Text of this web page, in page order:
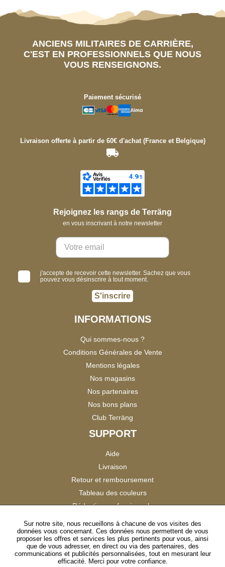
ANCIENS MILITAIRES DE CARRIÈRE,
C'EST EN PROFESSIONNELS QUE NOUS
VOUS RENSEIGNONS.
Paiement sécurisé
Livraison offerte à partir de 60€ d'achat (France et Belgique)
Rejoignez les rangs de Terräng
en vous inscrivant à notre newsletter
j'accepte de recevoir cette newsletter. Sachez que vous
pouvez vous désinscrire à tout moment.
S'inscrire
INFORMATIONS
Qui sommes-nous ?
Conditions Générales de Vente
Mentions légales
Nos magasins
Nos partenaires
Nos bons plans
Club Terräng
SUPPORT
Aide
Livraison
Retour et remboursement
Tableau des couleurs
Réduction professionnels
Satisfaction Clients
SUIVEZ-NOUS
Sur notre site, nous recueillons à chacune de vos visites des
données vous concernant. Ces données nous permettent de vous
proposer les offres et services les plus pertinents pour vous, ainsi
que de vous adresser, en direct ou via des partenaires, des
communications et publicités personnalisées, tout en mesurant leur
efficacité. Merci pour votre confiance.